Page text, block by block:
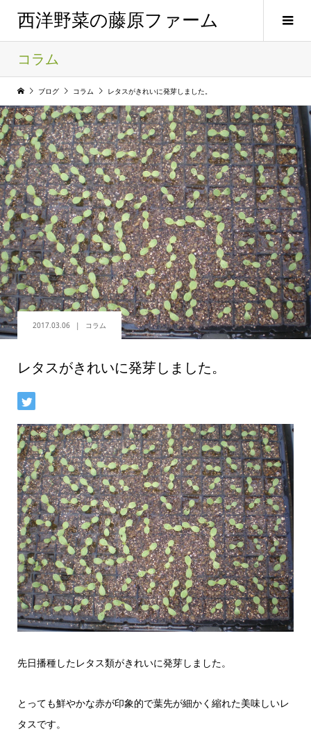
西洋野菜の藤原ファーム
コラム
ブログ コラム レタスがきれいに発芽しました。
2017.03.06 コラム
レタスがきれいに発芽しました。
先日播種したレタス類がきれいに発芽しました。
とっても鮮やかな赤が印象的で葉先が細かく縮れた美味しいレ
タスです。